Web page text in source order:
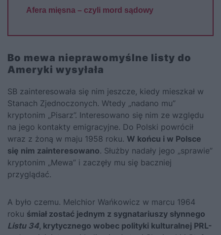
Afera mięsna – czyli mord sądowy
Bo mewa nieprawomyślne listy do
Ameryki wysyłała
SB zainteresowała się nim jeszcze, kiedy mieszkał w
Stanach Zjednoczonych. Wtedy „nadano mu”
kryptonim „Pisarz”. Interesowano się nim ze względu
na jego kontakty emigracyjne. Do Polski powrócił
wraz z żoną w maju 1958 roku. W końcu i w Polsce
się nim zainteresowano. Służby nadały jego „sprawie”
kryptonim „Mewa” i zaczęły mu się baczniej
przyglądać.
A było czemu. Melchior Wańkowicz w marcu 1964
roku śmiał zostać jednym z sygnatariuszy słynnego
Listu 34, krytycznego wobec polityki kulturalnej PRL-